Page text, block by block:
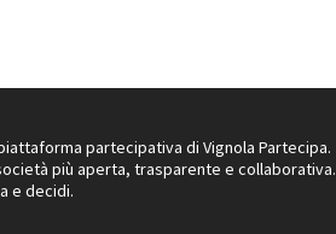
partecipativa di Vignola Partecipa.
più aperta, trasparente e collaborativa.
e decidi.